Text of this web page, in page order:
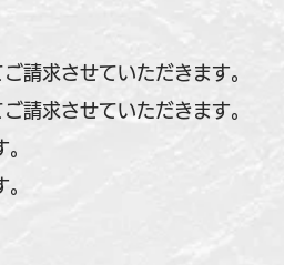
請求させていただきます。
請求させていただきます。